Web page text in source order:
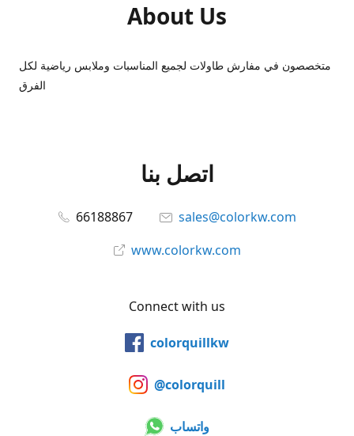
About Us
متخصصون في مفارش طاولات لجميع المناسبات وملابس رياضية لكل
الفرق
اتصل بنا
66188867
sales@colorkw.com
www.colorkw.com
Connect with us
colorquillkw
@colorquill
واتساب